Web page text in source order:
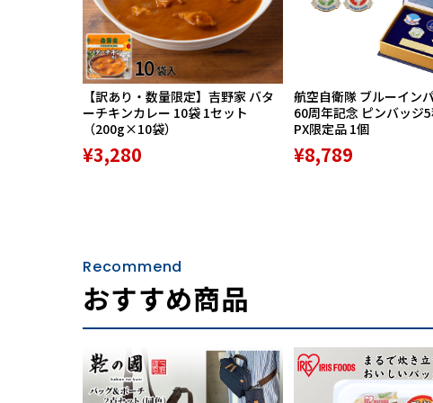
【訳あり・数量限定】吉野家 バタ
ーチキンカレー 10袋 1セット
（200g×10袋）
¥3,280
航空自衛隊 ブルーイン
60周年記念 ピンバッジ
PX限定品 1個
¥8,789
Recommend
おすすめ商品